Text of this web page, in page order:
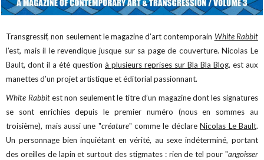
Transgressif, non seulement le magazine d’art contemporain White Rabbit
l’est, mais il le revendique jusque sur sa page de couverture. Nicolas Le
Bault, dont il a été questionà plusieurs reprises sur Bla Bla Blog, est aux
manettes d’un projet artistique et éditorial passionnant.
White Rabbitest non seulement le titre d’un magazine dont les signatures
se sont enrichies depuis le premier numéro (nous en sommes au
troisième), mais aussi une "créature" comme le déclareNicolas Le Bault.
Un personnage bien inquiétant en vérité, au sexe indéterminé, portant
des oreilles de lapin et surtout des stigmates : rien de tel pour "angoisser